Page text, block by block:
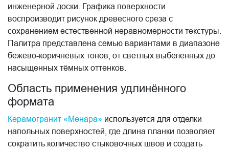
инженерной доски. Графика поверхности
воспроизводит рисунок древесного среза с
сохранением естественной неравномерности текстуры.
Палитра представлена семью вариантами в диапазоне
бежево-коричневых тонов, от светлых выбеленных до
насыщенных тёмных оттенков.
Область применения удлинённого
формата
Керамогранит «Менара» используется для отделки
напольных поверхностей, где длина планки позволяет
сократить количество стыковочных швов и создать